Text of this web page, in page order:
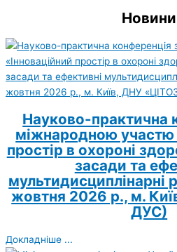
Новини
Науково-практична
міжнародною участю
простір в охороні
засади та
мультидисциплінарні
жовтня 2026 р., м.
ДУС)
Докладніше ...